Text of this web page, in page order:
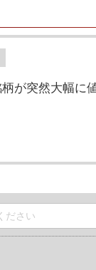
が突然大幅に